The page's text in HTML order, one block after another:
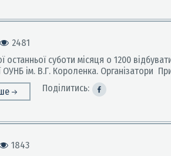
2481
останньої суботи місяця о 1200
ОУНБ ім. В.Г. Короленка. Організатори
Поділитись:
1843